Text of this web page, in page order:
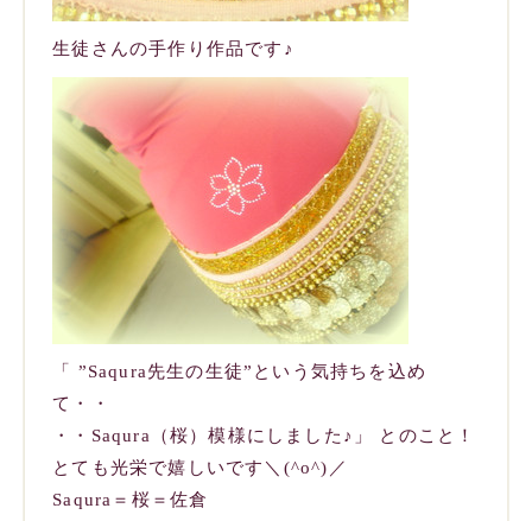
生徒さんの手作り作品です♪
「 ”Saqura先生の生徒”という気持ちを込め
て・・
・・Saqura（桜）模様にしました♪」 とのこと！
とても光栄で嬉しいです＼(^o^)／
Saqura＝桜＝佐倉